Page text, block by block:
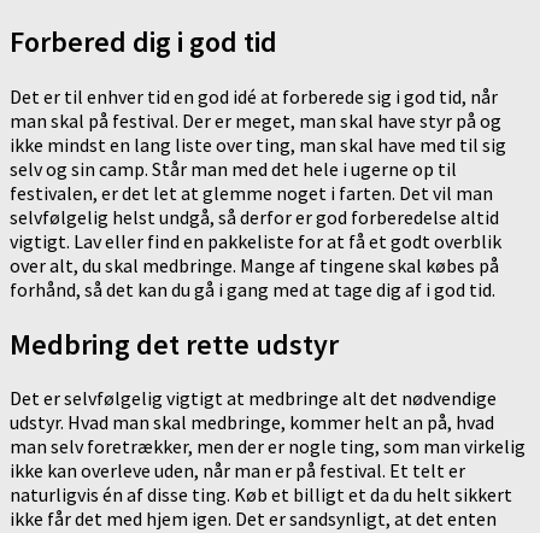
Forbered dig i god tid
Det er til enhver tid en god idé at forberede sig i god tid, når
man skal på festival. Der er meget, man skal have styr på og
ikke mindst en lang liste over ting, man skal have med til sig
selv og sin camp. Står man med det hele i ugerne op til
festivalen, er det let at glemme noget i farten. Det vil man
selvfølgelig helst undgå, så derfor er god forberedelse altid
vigtigt. Lav eller find en pakkeliste for at få et godt overblik
over alt, du skal medbringe. Mange af tingene skal købes på
forhånd, så det kan du gå i gang med at tage dig af i god tid.
Medbring det rette udstyr
Det er selvfølgelig vigtigt at medbringe alt det nødvendige
udstyr. Hvad man skal medbringe, kommer helt an på, hvad
man selv foretrækker, men der er nogle ting, som man virkelig
ikke kan overleve uden, når man er på festival. Et telt er
naturligvis én af disse ting. Køb et billigt et da du helt sikkert
ikke får det med hjem igen. Det er sandsynligt, at det enten